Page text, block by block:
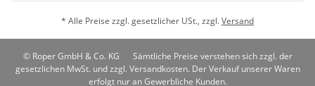
* Alle Preise zzgl. gesetzlicher USt., zzgl.Versand
© Roper GmbH & Co. KG
Sämtliche Preise verstehen sich zzgl. der
gesetzlichen MwSt. und zzgl. Versandkosten. Der Verkauf unserer Waren
erfolgt nur an Gewerbliche Kunden.